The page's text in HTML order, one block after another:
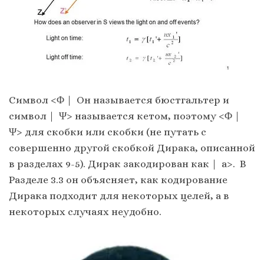
Символ <Φ | Он называется бюстгальтер и
символ | Ψ> называется кетом, поэтому <Φ |
Ψ> для скобки или скобки (не путать с
совершенно другой скобкой Дирака, описанной
в разделах 9-5). Дирак закодирован как | а>. В
Разделе 3.3 он объясняет, как кодирование
Дирака подходит для некоторых целей, а в
некоторых случаях неудобно.